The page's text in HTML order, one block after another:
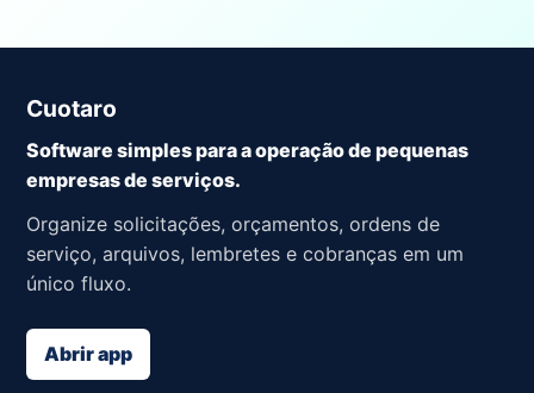
Cuotaro
Software simples para a operação de pequenas
empresas de serviços.
Organize solicitações, orçamentos, ordens de
serviço, arquivos, lembretes e cobranças em um
único fluxo.
Abrir app